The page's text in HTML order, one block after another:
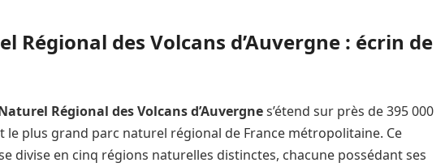
Régional des Volcans d’Auvergne : écrin de
Régional des Volcans d’Auvergnes’étend sur près de 395 000
le plus grand parc naturel régional de France métropolitaine. Ce
divise en cinq régions naturelles distinctes, chacune possédant ses